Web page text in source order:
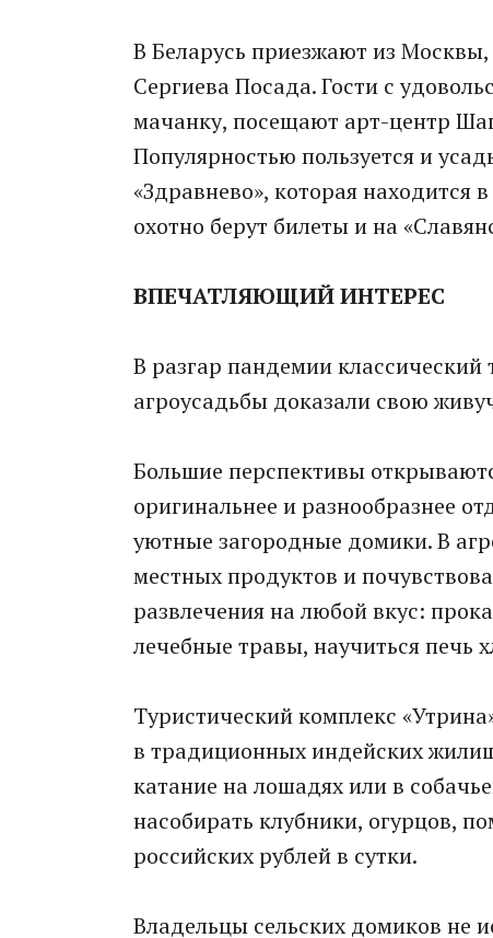
В Беларусь приезжают из
Сергиева Посада. Гости с
мачанку, посещают арт-центр
Популярностью пользуется и
«Здравнево», которая находится
охотно берут билеты и на
ВПЕЧАТЛЯЮЩИЙ ИНТЕРЕС
В разгар пандемии классический
агроусадьбы доказали свою
Большие перспективы
оригинальнее и разнообразнее
уютные загородные домики. В
местных продуктов и
развлечения на любой вкус:
лечебные травы, научиться печь
Туристический комплекс
в традиционных индейских
катание на лошадях или в
насобирать клубники, огурцов,
российских рублей в сутки.
Владельцы сельских домиков не